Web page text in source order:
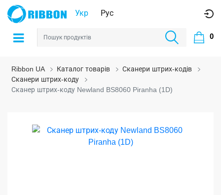
Укр Рус
0
Ribbon UA Каталог товарів
Сканери штрих-кодів
Сканери штрих-коду
Сканер штрих-коду Newland BS8060 Piranha (1D)